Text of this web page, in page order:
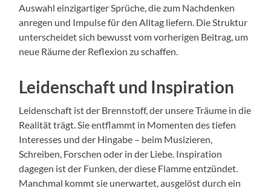
Auswahl einzigartiger Sprüche, die zum Nachdenken
anregen und Impulse für den Alltag liefern. Die Struktur
unterscheidet sich bewusst vom vorherigen Beitrag, um
neue Räume der Reflexion zu schaffen.
Leidenschaft und Inspiration
Leidenschaft ist der Brennstoff, der unsere Träume in die
Realität trägt. Sie entflammt in Momenten des tiefen
Interesses und der Hingabe – beim Musizieren,
Schreiben, Forschen oder in der Liebe. Inspiration
dagegen ist der Funken, der diese Flamme entzündet.
Manchmal kommt sie unerwartet, ausgelöst durch ein